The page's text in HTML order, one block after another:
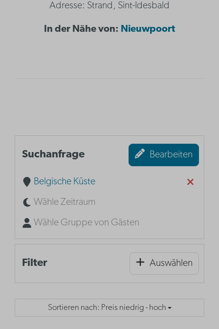
Adresse: Strand, Sint-Idesbald
In der Nähe von: N ieuwpoort
Suchanfrage Bearbeiten
Belgische Küste
Wähle Zeitraum
Wähle Gruppe von Gästen
Filter Auswählen
Sortieren nach: Preis niedrig - hoch